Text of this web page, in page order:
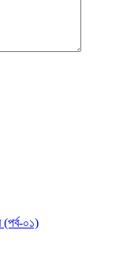
০১)